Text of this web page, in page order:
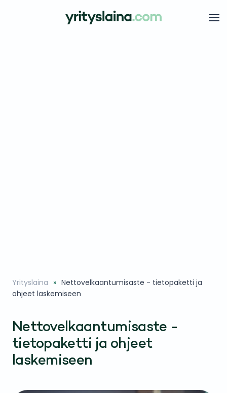
Yrityslaina
Nettovelkaantumisaste - tietopaketti ja
ohjeet laskemiseen
Nettovelkaantumisaste -
tietopaketti ja ohjeet
laskemiseen